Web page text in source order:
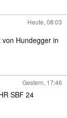
Heute, 08:03
von Hundegger in
Gestern, 17:46
SBF 24